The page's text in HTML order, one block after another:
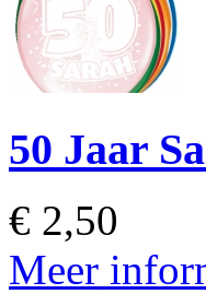
50 Jaar
€ 2,50
Meer